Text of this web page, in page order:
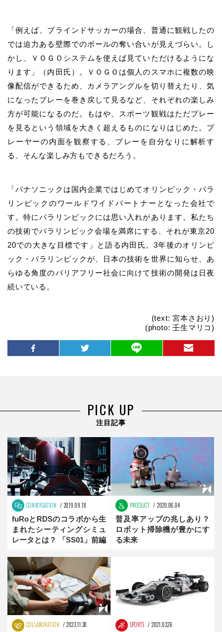
「例えば、ブラインドサッカーの場合、普通に観戦したの
では迫力ある壁際でのボールの奪い合いが見えづらい。し
かし、ＶＯＧＯシステムを使えば見ていただけるようにな
ります」（内田氏）。ＶＯＧＯは個人のスマホに複数の映
像配信ができるため、カメラアングルを切り替えたり、気
になったプレーを巻き戻して見るなど、それぞれの楽しみ
方が可能になるのだ。もはや、スポーツ観戦はただプレー
を見るという領域を大きく超えるものになりはじめた。プ
レーヤーの内面を観察する、プレーを自分なりに解析す
る、そんな楽しみ方もできるだろう。
「パナソニックは国内企業ではじめてオリンピック・パラ
リンピックのワールドワイドパートナーとなった会社で
す。特にパラリンピックには思い入れがあります。私たち
の技術でパラリンピック会場を満席にする、それが東京20
20での大きな目標です」と語る内田氏。3年後のオリンピ
ック・パラリンピックが、日本の技術を世界に知らせ、あ
らゆる角度のバリアフリー社会に向けて技術の開発は日夜
続いている。
(text: 宮本さおり)
(photo: 壬生マリコ)
PICK UP
注目記事
CONVERSATION 2019.09.18
fuRoとRDSのコラボから生
まれたシーティングシミュ
レータとは？ 「SS01」前編
PRODUCT 2020.06.04
普及率アップの兆しあり？
ロボット掃除機が豊かにす
る未来
COLLABORATION 2023.11.30 SPORTS 2021.03.26